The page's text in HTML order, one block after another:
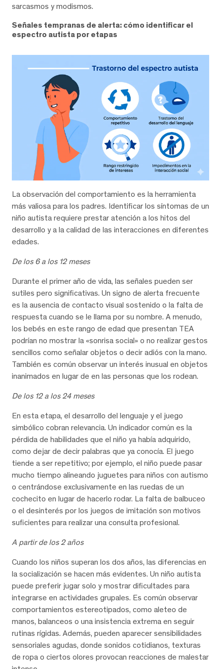
sarcasmos y modismos.
Señales tempranas de alerta: cómo identificar el
espectro autista por etapas
La observación del comportamiento es la herramienta
más valiosa para los padres. Identificar los síntomas de un
niño autista requiere prestar atención a los hitos del
desarrollo y a la calidad de las interacciones en diferentes
edades.
De los 6 a los 12 meses
Durante el primer año de vida, las señales pueden ser
sutiles pero significativas. Un signo de alerta frecuente
es la ausencia de contacto visual sostenido o la falta de
respuesta cuando se le llama por su nombre. A menudo,
los bebés en este rango de edad que presentan TEA
podrían no mostrar la «sonrisa social» o no realizar gestos
sencillos como señalar objetos o decir adiós con la mano.
También es común observar un interés inusual en objetos
inanimados en lugar de en las personas que los rodean.
De los 12 a los 24 meses
En esta etapa, el desarrollo del lenguaje y el juego
simbólico cobran relevancia. Un indicador común es la
pérdida de habilidades que el niño ya había adquirido,
como dejar de decir palabras que ya conocía. El juego
tiende a ser repetitivo; por ejemplo, el niño puede pasar
mucho tiempo alineando juguetes para niños con autismo
o centrándose exclusivamente en las ruedas de un
cochecito en lugar de hacerlo rodar. La falta de balbuceo
o el desinterés por los juegos de imitación son motivos
suficientes para realizar una consulta profesional.
A partir de los 2 años
Cuando los niños superan los dos años, las diferencias en
la socialización se hacen más evidentes. Un niño autista
puede preferir jugar solo y mostrar dificultades para
integrarse en actividades grupales. Es común observar
comportamientos estereotipados, como aleteo de
manos, balanceos o una insistencia extrema en seguir
rutinas rígidas. Además, pueden aparecer sensibilidades
sensoriales agudas, donde sonidos cotidianos, texturas
de ropa o ciertos olores provocan reacciones de malestar